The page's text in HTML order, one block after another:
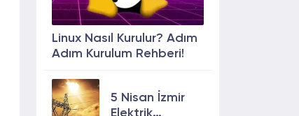
Linux Nasıl Kurulur? Adım
Adım Kurulum Rehberi!
5 Nisan İzmir
Elektrik